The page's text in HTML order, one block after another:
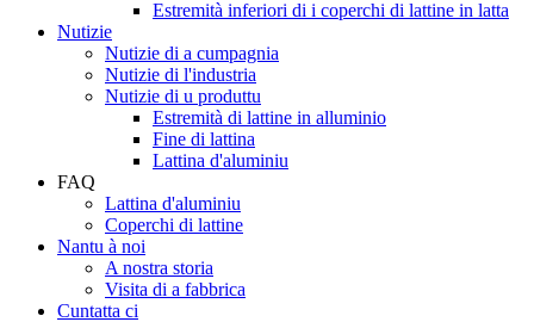
Estremità inferiori di i coperchi di lattine in latta
Nutizie
Nutizie di a cumpagnia
Nutizie di l'industria
Nutizie di u produttu
Estremità di lattine in alluminio
Fine di lattina
Lattina d'aluminiu
FAQ
Lattina d'aluminiu
Coperchi di lattine
Nantu à noi
A nostra storia
Visita di a fabbrica
Cuntatta ci